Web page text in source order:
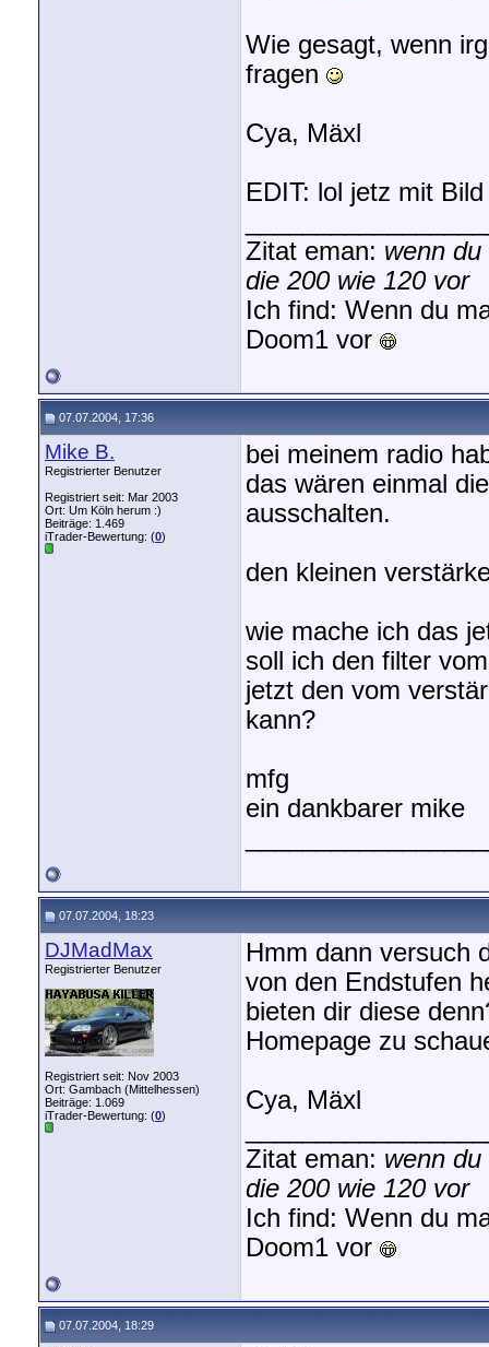
Wie gesagt, wenn
fragen
Cya, Mäxl
EDIT: lol jetz mit
Zitat eman: wenn
die 200 wie 120 vor
Ich find: Wenn du
Doom1 vor
07.07.2004, 17:36
Mike B.
Registrierter Benutzer
Registriert seit: Mar 2003
Ort: Um Köln herum :)
Beiträge: 1.469
iTrader-Bewertung: (0)
bei meinem radio
das wären einmal
ausschalten.
den kleinen
wie mache ich das
soll ich den filter
jetzt den vom
kann?
mfg
ein dankbarer mike
07.07.2004, 18:23
DJMadMax
Registrierter Benutzer
Registriert seit: Nov 2003
Ort: Gambach (Mittelhessen)
Beiträge: 1.069
iTrader-Bewertung: (0)
Hmm dann versuch
von den Endstufen
bieten dir diese
Homepage zu
Cya, Mäxl
Zitat eman: wenn
die 200 wie 120 vor
Ich find: Wenn du
Doom1 vor
07.07.2004, 18:29